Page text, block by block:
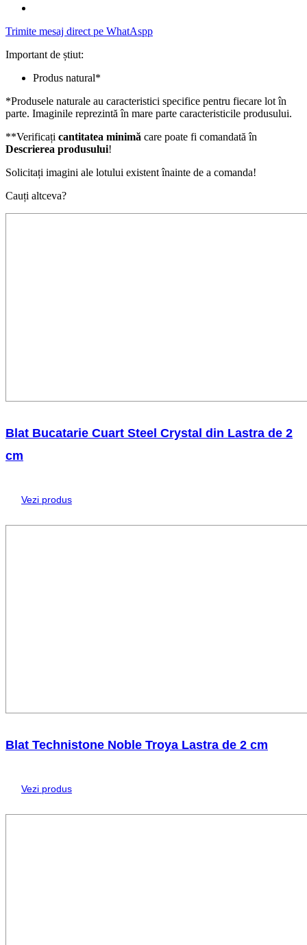
Trimite mesaj direct pe WhatAspp
Important de știut:
Produs natural*
*Produsele naturale au caracteristici specifice pentru fiecare lot în
parte. Imaginile reprezintă în mare parte caracteristicile produsului.
**Verificați cantitatea minimă care poate fi comandată în
Descrierea produsului!
Solicitați imagini ale lotului existent înainte de a comanda!
Cauți altceva?
Blat Bucatarie Cuart Steel Crystal din Lastra de 2
cm
Vezi produs
Blat Technistone Noble Troya Lastra de 2 cm
Vezi produs